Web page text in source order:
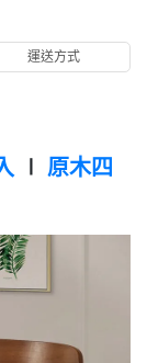
運送方式
原木四